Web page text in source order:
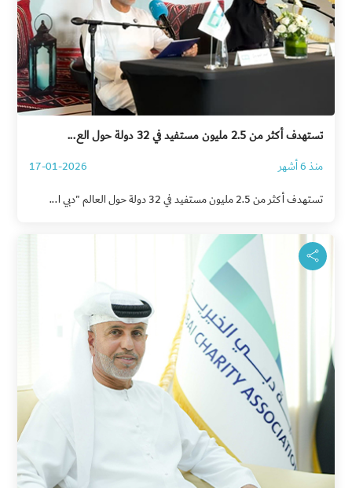
تستهدف أكثر من 2.5 مليون مستفيد في 32 دولة حول الع...
منذ 6 أشهر
17-01-2026
تستهدف أكثر من 2.5 مليون مستفيد في 32 دولة حول العالم "دبي ا...